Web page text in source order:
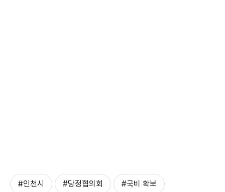
#인천시 #당정협의회 #국비 확보